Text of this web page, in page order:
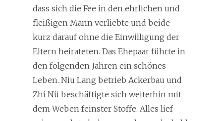
dass sich die Fee in den ehrlichen und
fleißigen Mann verliebte und beide
kurz darauf ohne die Einwilligung der
Eltern heirateten. Das Ehepaar führte in
den folgenden Jahren ein schönes
Leben. Niu Lang betrieb Ackerbau und
Zhi Nü beschäftigte sich weiterhin mit
dem Weben feinster Stoffe. Alles lief